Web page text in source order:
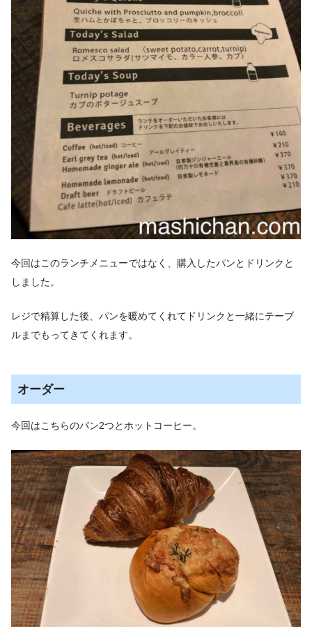
今回はこのランチメニューではなく、購入したパンとドリンクと
しました。
レジで精算した後、パンを暖めてくれてドリンクと一緒にテーブ
ルまでもってきてくれます。
オーダー
今回はこちらのパン2つとホットコーヒー。